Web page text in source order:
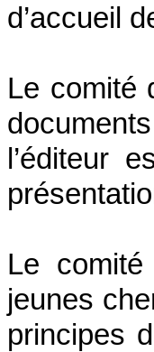
d’accueil
Le comité
l’éditeur
Le
jeunes
principes